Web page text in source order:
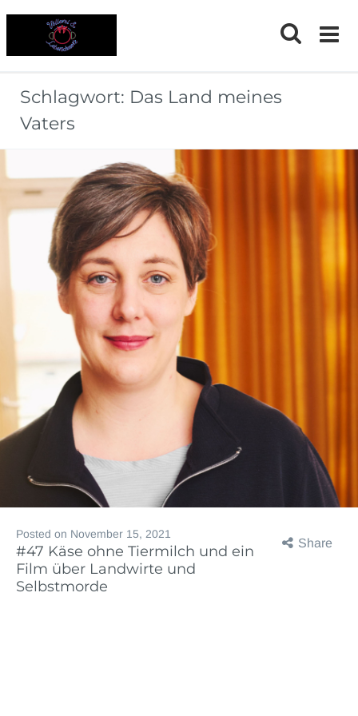
Schlagwort: Das Land meines
Vaters
Share
Posted on November 15, 2021
#47 Käse ohne Tiermilch und ein
Film über Landwirte und
Selbstmorde